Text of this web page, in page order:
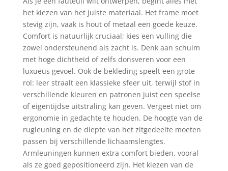
het kiezen van het juiste materiaal. Het frame moet
stevig zijn, vaak is hout of metaal een goede keuze.
Comfort is natuurlijk cruciaal; kies een vulling die
zowel ondersteunend als zacht is. Denk aan schuim
met hoge dichtheid of zelfs donsveren voor een
luxueus gevoel. Ook de bekleding speelt een grote
rol: leer straalt een klassieke sfeer uit, terwijl stof in
verschillende kleuren en patronen juist een speelse
of eigentijdse uitstraling kan geven. Vergeet niet om
ergonomie in gedachte te houden. De hoogte van de
rugleuning en de diepte van het zitgedeelte moeten
passen bij verschillende lichaamslengtes.
Armleuningen kunnen extra comfort bieden, vooral
als ze goed gepositioneerd zijn. Het kiezen van de